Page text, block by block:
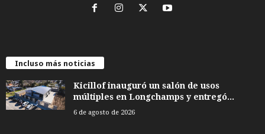
Incluso más noticias
Kicillof inauguró un salón de usos
múltiples en Longchamps y entregó...
6 de agosto de 2026